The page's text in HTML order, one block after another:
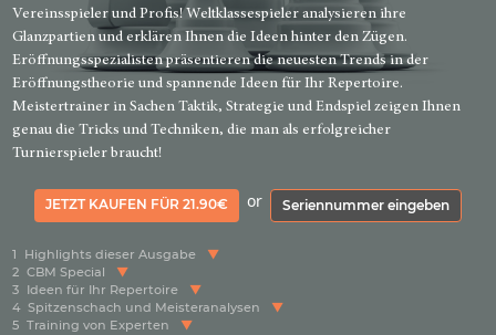
Vereinsspieler und Profis! Weltklassespieler analysieren ihre
Glanzpartien und erklären Ihnen die Ideen hinter den Zügen.
Eröffnungsspezialisten präsentieren die neuesten Trends in der
Eröffnungstheorie und spannende Ideen für Ihr Repertoire.
Meistertrainer in Sachen Taktik, Strategie und Endspiel zeigen Ihnen
genau die Tricks und Techniken, die man als erfolgreicher
Turnierspieler braucht!
JETZT KAUFEN FÜR 21.90€ or Seriennummer eingeben
1
Highlights dieser Ausgabe
2 CBM Special
3
Ideen für Ihr Repertoire
4 Spitzenschach und Meisteranalysen
5 Training von Experten